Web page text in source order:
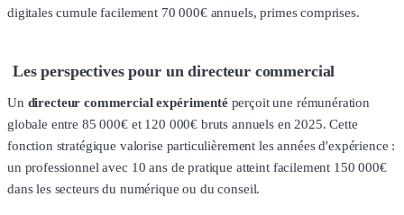
digitales cumule facilement 70 000€ annuels, primes comprises.
Les perspectives pour un directeur commercial
Un directeur commercial expérimentéperçoit une rémunération
globale entre 85 000€ et 120 000€ bruts annuels en 2025. Cette
fonction stratégique valorise particulièrement les années d'expérience :
un professionnel avec 10 ans de pratique atteint facilement 150 000€
dans les secteurs du numérique ou du conseil.